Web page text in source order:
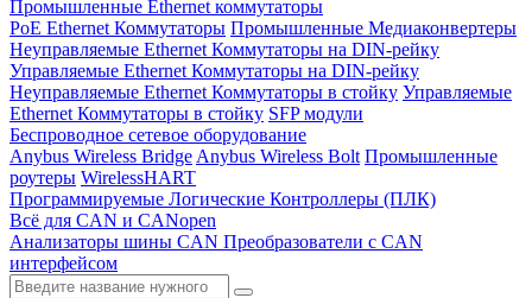
Промышленные Ethernet коммутаторы
PoE Ethernet Коммутаторы Промышленные Медиаконвертеры
Неуправляемые Ethernet Коммутаторы на DIN-рейку
Управляемые Ethernet Коммутаторы на DIN-рейку
Неуправляемые Ethernet Коммутаторы в стойку Управляемые
Ethernet Коммутаторы в стойку SFP модули
Беспроводное сетевое оборудование
Anybus Wireless Bridge Anybus Wireless Bolt Промышленные
роутеры WirelessHART
Программируемые Логические Контроллеры (ПЛК)
Всё для CAN и CANopen
Анализаторы шины CAN Преобразователи с CAN
интерфейсом